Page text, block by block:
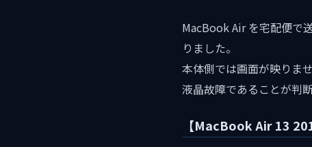
MacBook Air を宅配便で
りました。
本体側では画面が映りま
液晶故障であることが判断
【MacBook Air 13